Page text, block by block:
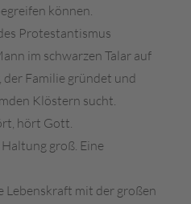
können.
Protestantismus
im schwarzen Talar auf
der Familie gründet und
Klöstern sucht.
hört Gott.
groß. Eine
Lebenskraft mit der großen